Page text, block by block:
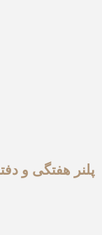
پلنر هفتگی و